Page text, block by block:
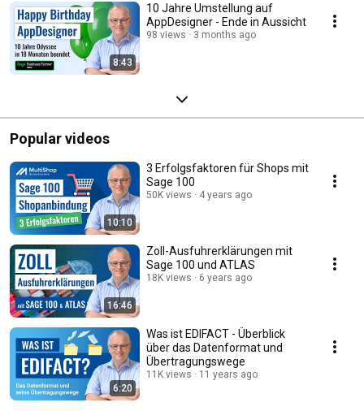
8:43
10 Jahre Umstellung auf
AppDesigner - Ende in Aussicht
98 views 3 months ago
Popular videos
10:10
3 Erfolgsfaktoren für Shops mit
Sage 100
50K views 4 years ago
16:46
Zoll-Ausfuhrerklärungen mit
Sage 100 und ATLAS
18K views 6 years ago
6:20
Was ist EDIFACT - Überblick
über das Datenformat und
Übertragungswege
11K views 11 years ago